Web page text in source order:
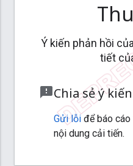
Ý kiến phản hồi
tiết
feedbackChia sẻ ý
Gửi lỗi để báo
nội dung cải tiến.